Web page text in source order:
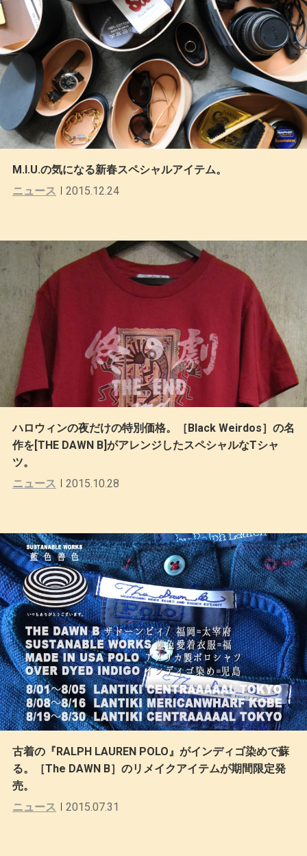
M.I.U.の気になる新春スペシャルアイテム。
ニュース
2015.12.24
ハロウィンの夜だけの特別価格。［Black Weirdos］の名
作を[THE DAWN B]がアレンジしたスペシャルなTシャ
ツ。
ニュース
2015.10.28
古着の『RALPH LAUREN POLO』がインディゴ染めで蘇
る。［The DAWN B］のリメイクアイテムが期間限定発
売。
ニュース
2015.07.31